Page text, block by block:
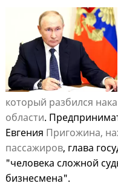
который разбился
области.
Евгения Пригожина,
пассажиров, глава
"человека сложной
бизнесмена".